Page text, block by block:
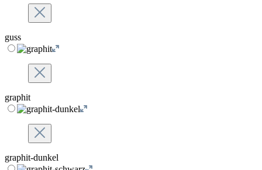
guss
graphit
graphit-dunkel